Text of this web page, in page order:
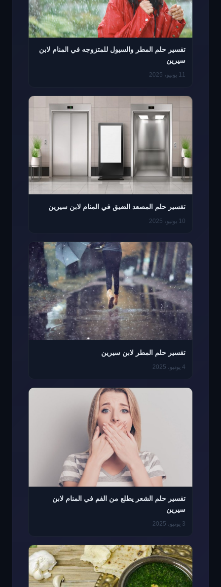
تفسير حلم المطر والسيول للمتزوجه في المنام لابن
سيرين
11 يونيو، 2025
تفسير حلم المصعد الضيق في المنام لابن سيرين
10 يونيو، 2025
تفسير حلم المطر لابن سيرين
4 يونيو، 2025
تفسير حلم الشعر يطلع من الفم في المنام لابن
سيرين
3 يونيو، 2025